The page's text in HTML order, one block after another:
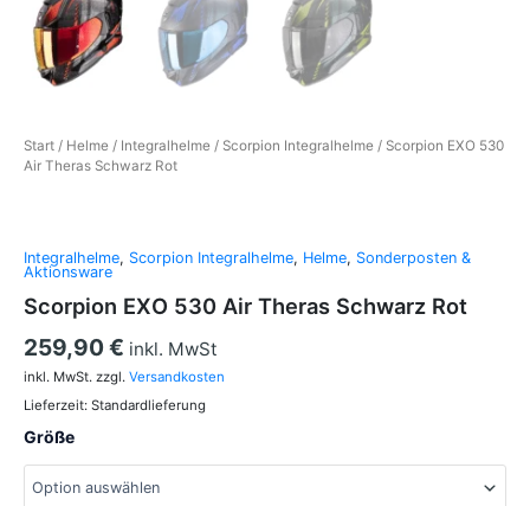
Start / Helme / Integralhelme / Scorpion Integralhelme / Scorpion EXO 530
Air Theras Schwarz Rot
Integralhelme, Scorpion Integralhelme, Helme, Sonderposten &
Aktionsware
Scorpion EXO 530 Air Theras Schwarz Rot
259,90€ inkl. MwSt
inkl. MwSt. zzgl. Versandkosten
Lieferzeit: Standardlieferung
Größe